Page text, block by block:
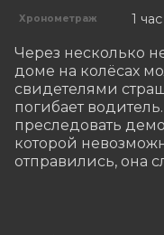
Хронометраж 1
Через несколько
доме на колёсах
свидетелями
погибает
преследовать
которой
отправились, она